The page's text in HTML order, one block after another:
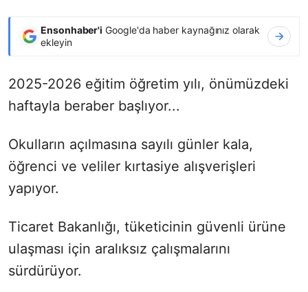
Ensonhaber'i Google'da haber kaynağınız olarak
ekleyin
2025-2026 eğitim öğretim yılı, önümüzdeki
haftayla beraber başlıyor...
Okulların açılmasına sayılı günler kala,
öğrenci ve veliler kırtasiye alışverişleri
yapıyor.
Ticaret Bakanlığı, tüketicinin güvenli ürüne
ulaşması için aralıksız çalışmalarını
sürdürüyor.